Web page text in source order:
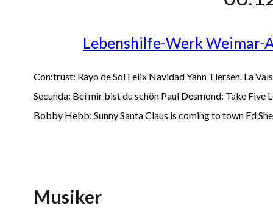
Lebenshilfe-Werk Weimar-
Con:trust: Rayo de Sol Felix Navidad Yann Tiersen. La
Secunda: Bei mir bist du schön Paul Desmond: Take
Bobby Hebb: Sunny Santa Claus is coming to town Ed
Musiker